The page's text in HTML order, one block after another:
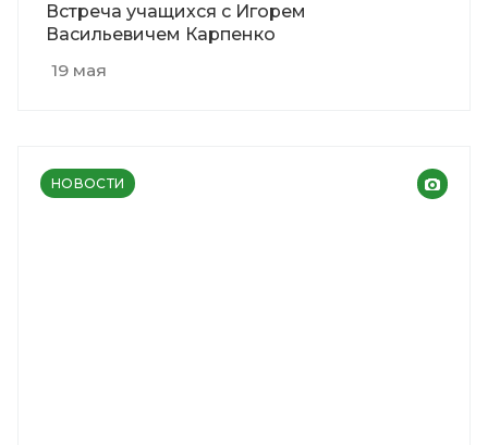
19 мая
Встреча учащихся с Игорем
Васильевичем Карпенко
НОВОСТИ